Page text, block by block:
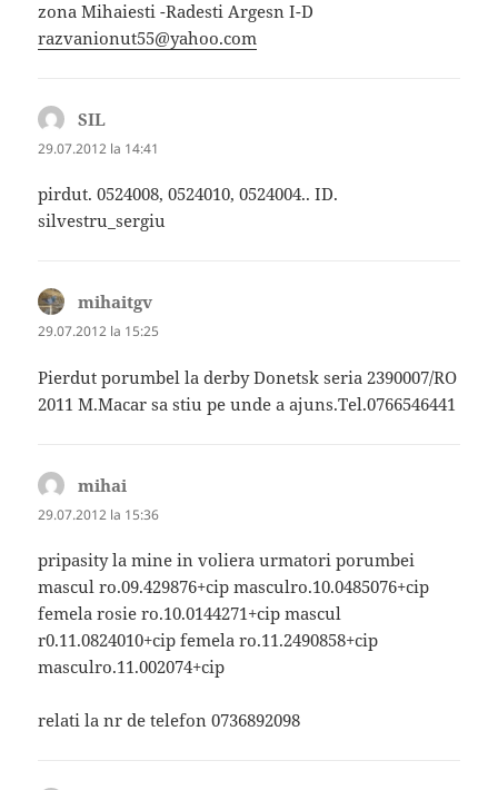
zona Mihaiesti -Radesti Argesn I-D
razvanionut55@yahoo.com
SIL
29.07.2012 la 14:41
pirdut. 0524008, 0524010, 0524004.. ID.
silvestru_sergiu
mihaitgv
29.07.2012 la 15:25
Pierdut porumbel la derby Donetsk seria 2390007/RO
2011 M.Macar sa stiu pe unde a ajuns.Tel.0766546441
mihai
29.07.2012 la 15:36
pripasity la mine in voliera urmatori porumbei
mascul ro.09.429876+cip masculro.10.0485076+cip
femela rosie ro.10.0144271+cip mascul
r0.11.0824010+cip femela ro.11.2490858+cip
masculro.11.002074+cip
relati la nr de telefon 0736892098